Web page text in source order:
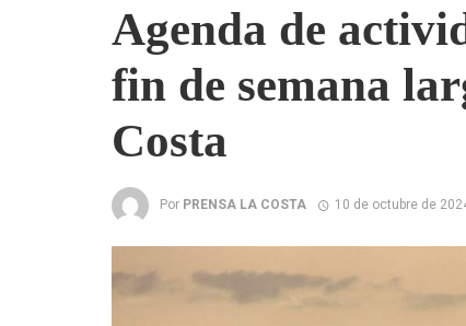
Agenda de
fin de semana
Costa
Por PRENSA LA COSTA 10 de octubre de